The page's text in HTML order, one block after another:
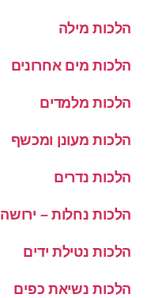
הלכות מילה
הלכות מים אחרונים
הלכות מלמדים
הלכות מעונן ומכשף
הלכות נדרים
הלכות נחלות – ירושה
הלכות נטילת ידים
הלכות נשיאת כפים